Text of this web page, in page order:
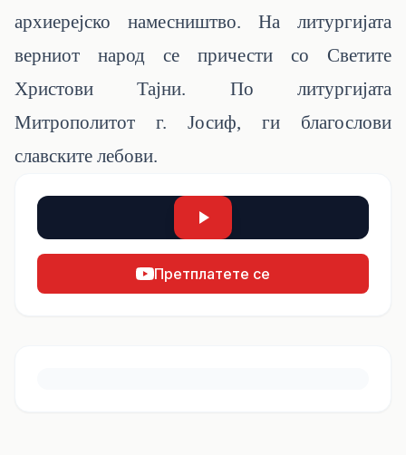
архиерејско намесништво. На литургијата
верниот народ се причести со Светите
Христови Тајни. По литургијата
Митрополитот г. Јосиф, ги благослови
славските лебови.
Претплатете се